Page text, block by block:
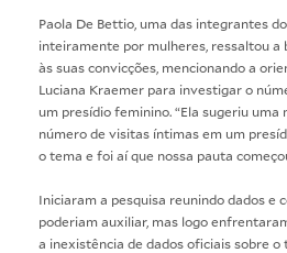
Paola De Bettio, uma das integrantes
inteiramente por mulheres, ressaltou a
às suas convicções, mencionando a
Luciana Kraemer para investigar o
um presídio feminino. “Ela sugeriu
número de visitas íntimas em um
o tema e foi aí que nossa pauta
Iniciaram a pesquisa reunindo dados e
poderiam auxiliar, mas logo
a inexistência de dados oficiais sobre o